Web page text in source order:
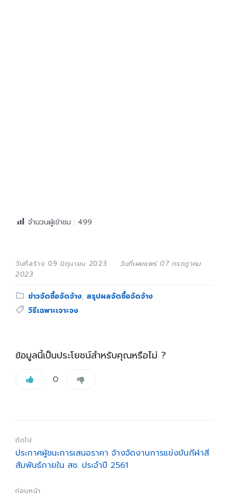
จำนวนผู้เข้าชม : 499
วันที่สร้าง 09 มิถุนายน 2023
วันที่เผยแพร่ 07 กรกฎาคม
2023
Category:
ข่าวจัดซื้อจัดจ้าง, สรุปผลจัดซื้อจัดจ้าง
Tags:
วิธีเฉพาะเจาะจง
ข้อมูลนี้เป็นประโยชน์สำหรับคุณหรือไม่ ?
0
ถัดไป
ประกาศผู้ชนะการเสนอราคา จ้างจัดงานการแข่งขันกีฬาสี
สัมพันธ์ภายใน สช. ประจำปี 2561
ก่อนหน้า